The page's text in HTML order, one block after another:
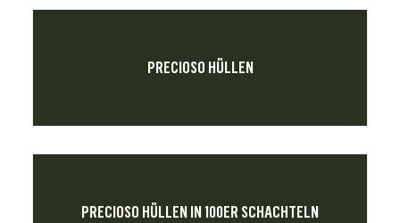
PRECIOSO HÜLLEN
PRECIOSO HÜLLEN IN 100ER SCHACHTELN